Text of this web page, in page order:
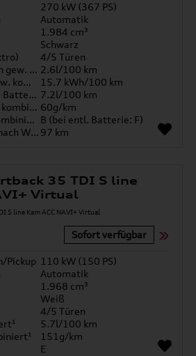
270 kW (367 PS)
Automatik
1.984 cm³
Schwarz
4/5 Türen
Kraftstoffverbrauch gew. kombiniert 2.6l/100 km
Stromverbrauch gew. kombiniert
15.7 kWh/100 km
Kraftst. komb. entl. Batterie 7.2l/100 km
CO2-Emission gew. kombiniert 60g/km
CO2-Klasse gew. kombiniert B (bei entl. Batterie: F)
Elektr. Reichweite nach WLTP* 97 km
35 TDI S line
Virtual
Sofort verfügbar
Pickup 110 kW (150 PS)
Automatik
1.968 cm³
Weiß
4/5 Türen
5.7l/100 km
151g/km
E